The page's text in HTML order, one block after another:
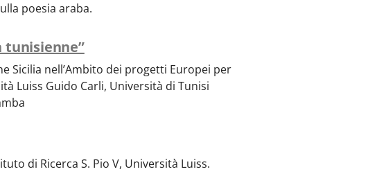
poesia araba.
tunisienne”
Sicilia nell’Ambito dei progetti Europei per
Luiss Guido Carli, Università di Tunisi
di Ricerca S. Pio V, Università Luiss.